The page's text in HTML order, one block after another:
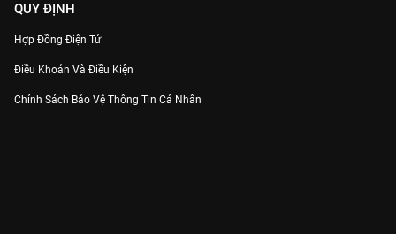
QUY ĐỊNH
Hợp Đồng Điện Tử
Điều Khoản Và Điều Kiện
Chính Sách Bảo Vệ Thông Tin Cá Nhân